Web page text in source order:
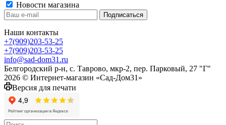
Новости магазина
Наши контакты
+7(909)203-53-25
+7(909)203-53-25
info@sad-dom31.ru
Белгородский р-н, с. Таврово, мкр-2, пер. Парковый, 27 "Г"
2026 © Интернет-магазин «Сад-Дом31»
Версия для печати